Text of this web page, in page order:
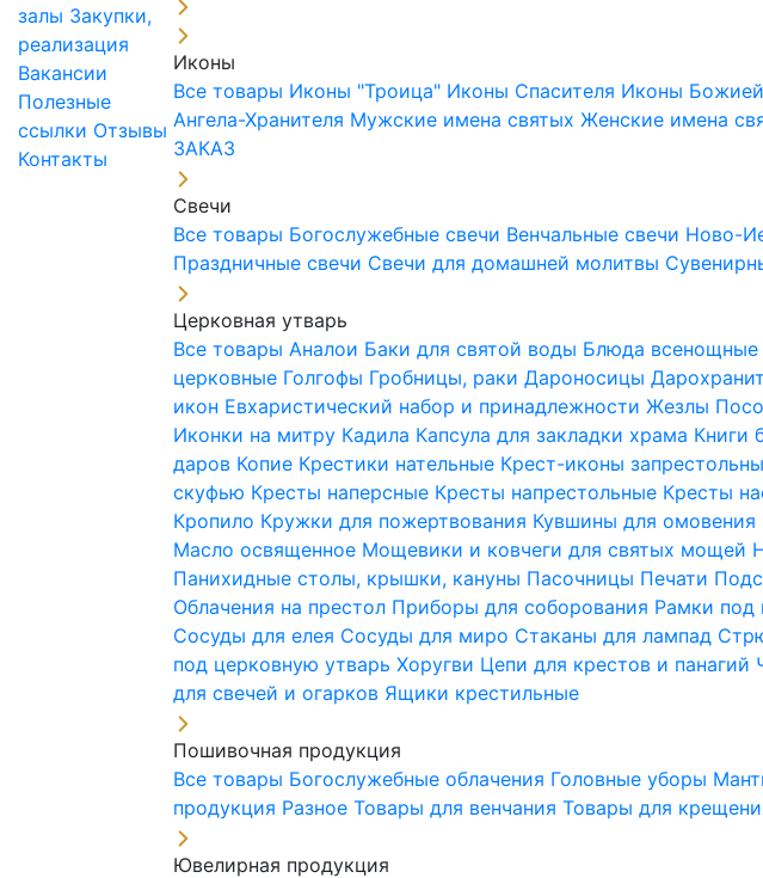
залы Закупки,
реализация
Вакансии
Полезные
ссылки Отзывы
Контакты
Иконы
Все товары Иконы "Троица" Иконы Спасителя Иконы
Ангела-Хранителя Мужские имена святыхЖенские имена
ЗАКАЗ
Свечи
Все товары Богослужебные свечи Венчальные свечи Ново-
Праздничные свечи Свечи для домашней молитвы
Церковная утварь
Все товарыАналои Баки для святой воды Блюда всенощные
церковные Голгофы Гробницы, ракиДароносицы
икон Евхаристический набор и принадлежностиЖезлы
Иконки на митру Кадила Капсула для закладки храма Книги
даров Копие Крестики нательные Крест-иконы
скуфью Кресты наперсные Кресты напрестольные Кресты
Кропило Кружки для пожертвования Кувшины для омовения
Масло освященное Мощевики и ковчеги для святых мощей
Панихидные столы, крышки, кануны Пасочницы Печати
Облачения на престол Приборы для соборования Рамки под
Сосуды для елея Сосуды для миро Стаканы для лампад
под церковную утварьХоругви Цепи для крестов и панагий
для свечей и огарков Ящики крестильные
Пошивочная продукция
Все товары Богослужебные облачения Головные уборы
продукция РазноеТовары для венчанияТовары для
Ювелирная продукция